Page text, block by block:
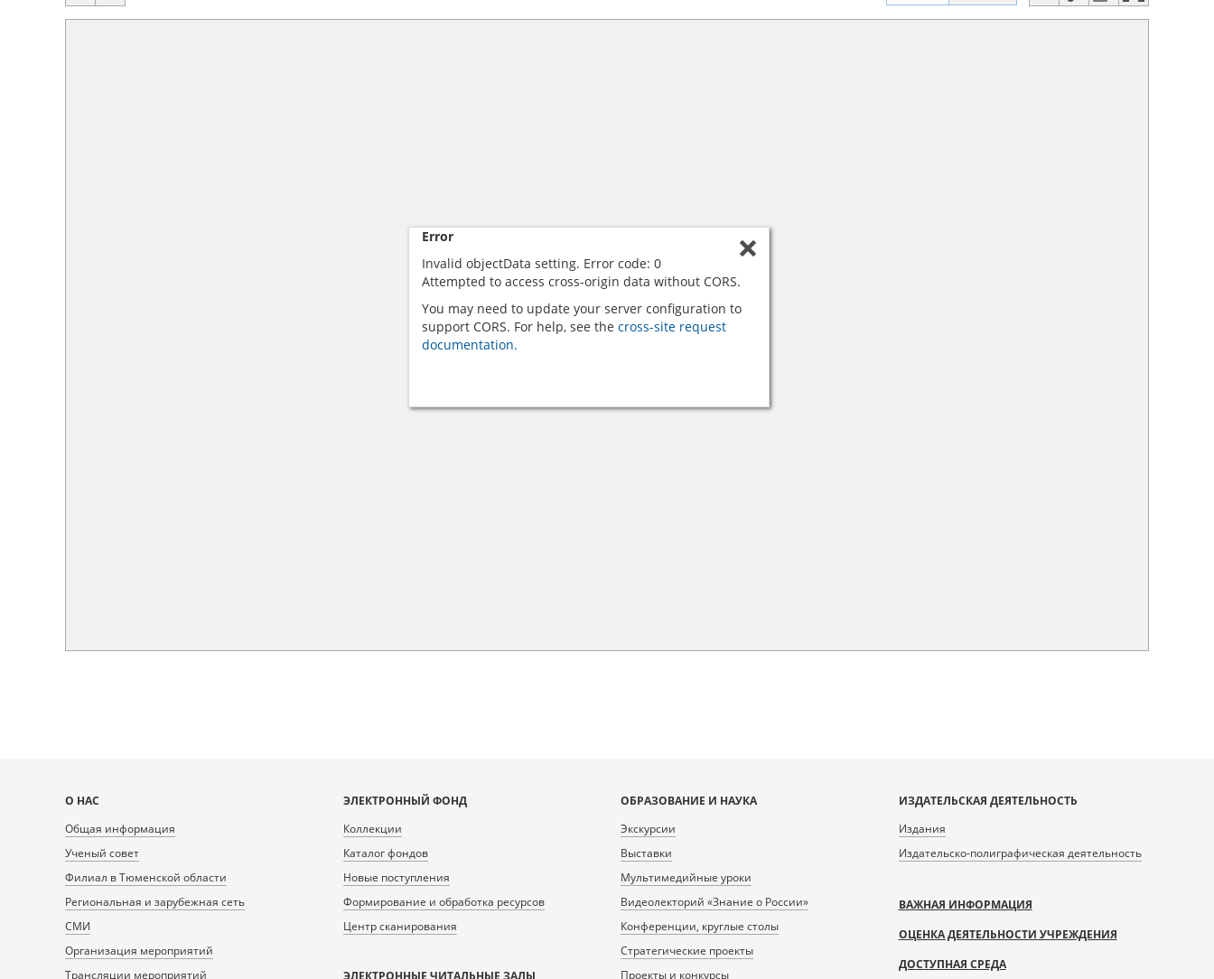
Error
Invalid objectData setting. Error code: 0
Attempted to access cross-origin data without CORS.
You may need to update your server configuration to
support CORS. For help, see the cross-site request
documentation.
Карта
сайта
О НАС
Общая информация
Ученый совет
Филиал в Тюменской области
Региональная и зарубежная сеть
СМИ
Организация мероприятий
Трансляции мероприятий
ЭЛЕКТРОННЫЙ ФОНД
Коллекции
Каталог фондов
Новые поступления
Формирование и обработка ресурсов
Центр сканирования
ЭЛЕКТРОННЫЕ ЧИТАЛЬНЫЕ ЗАЛЫ
ОБРАЗОВАНИЕ И НАУКА
Экскурсии
Выставки
Мультимедийные уроки
Видеолекторий «Знание о России»
Конференции, круглые столы
Стратегические проекты
Проекты и конкурсы
ИЗДАТЕЛЬСКАЯ ДЕЯТЕЛЬНОСТЬ
Издания
Издательско-полиграфическая деятельность
ВАЖНАЯ ИНФОРМАЦИЯ
ОЦЕНКА ДЕЯТЕЛЬНОСТИ УЧРЕЖДЕНИЯ
ДОСТУПНАЯ СРЕДА